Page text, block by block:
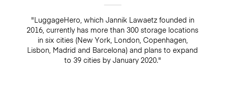
"LuggageHero, which Jannik Lawaetz founded in
2016, currently has more than 300 storage locations
in six cities (New York, London, Copenhagen,
Lisbon, Madrid and Barcelona) and plans to expand
to 39 cities by January 2020."